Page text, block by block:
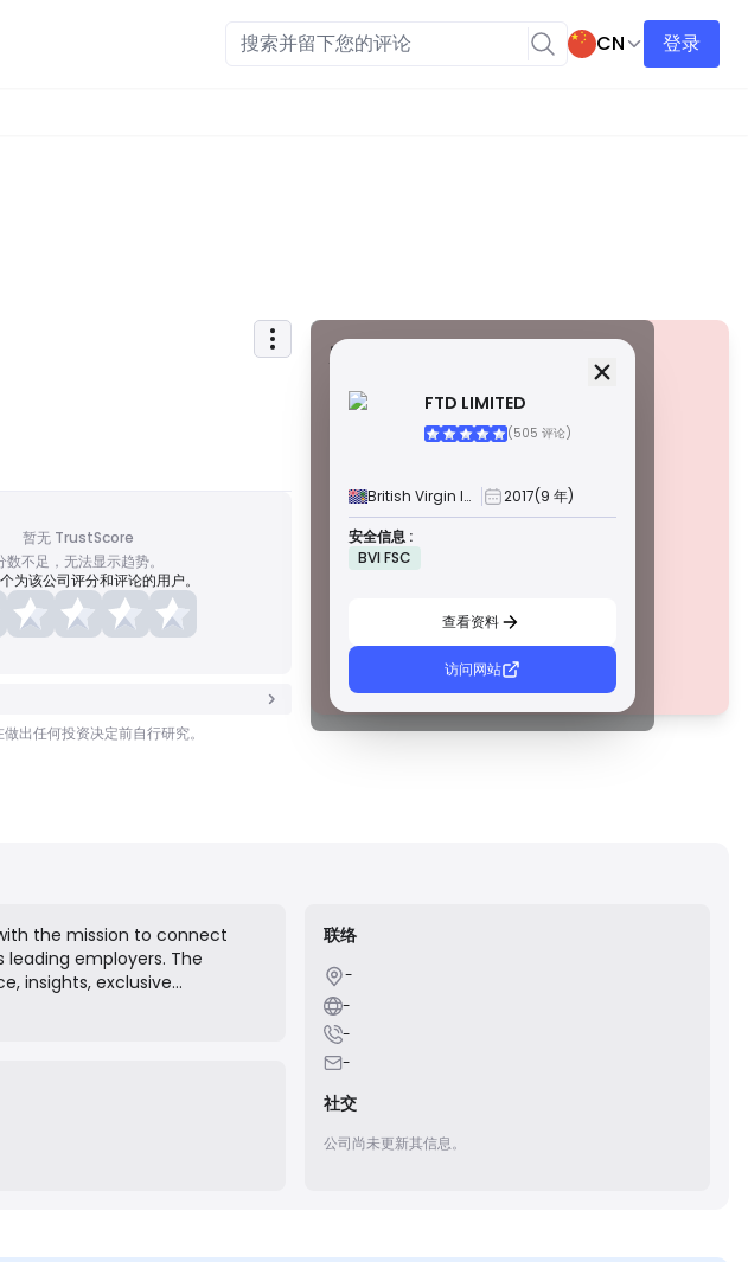
CN 登录
暂无 TrustScore
数不足，无法显示趋势。
为该公司评分和评论的用户。
FTD LIMITED
(505 评论)
British Virgin Islands 2017(9 年)
安全信息 :
BVI FSC
查看资料
访问网站
安全信息
警告
每个等级的许可证在法规上有什么区别？
由全球知名监管机构颁发，这些许可证通过严格的合规性、
由受尊敬的区域监管机构授予，这些许可证提供强大的安全
措施，例如资金隔离、财务报告和补偿计划。虽然没有等级 1
如最低资本要求和 AML 政策。监管较不严格，因此交易者应
谨慎行事并验证安全措施。
来自监管最少的司法管辖区，这些许可证通常缺乏关键保
护，例如资金隔离和保险。虽然它们对运营弹性很有吸引
力，但它们对交易者构成较高的风险。
出任何投资决定前自行研究。
the mission to connect
employers. The
insights, exclusive
range of sectors. For its
联络
-
-
-
-
社交
公司尚未更新其信息。